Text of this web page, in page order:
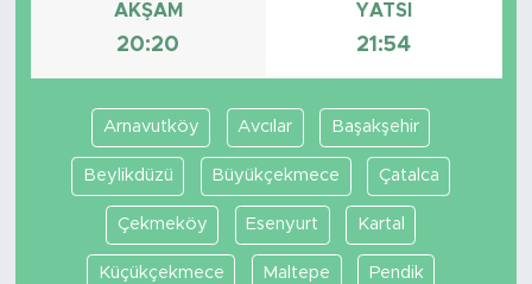
AKŞAM
20:20
YATSI
21:54
Arnavutköy Avcılar Başakşehir
Beylikdüzü Büyükçekmece Çatalca
Çekmeköy Esenyurt Kartal
Küçükçekmece Maltepe Pendik